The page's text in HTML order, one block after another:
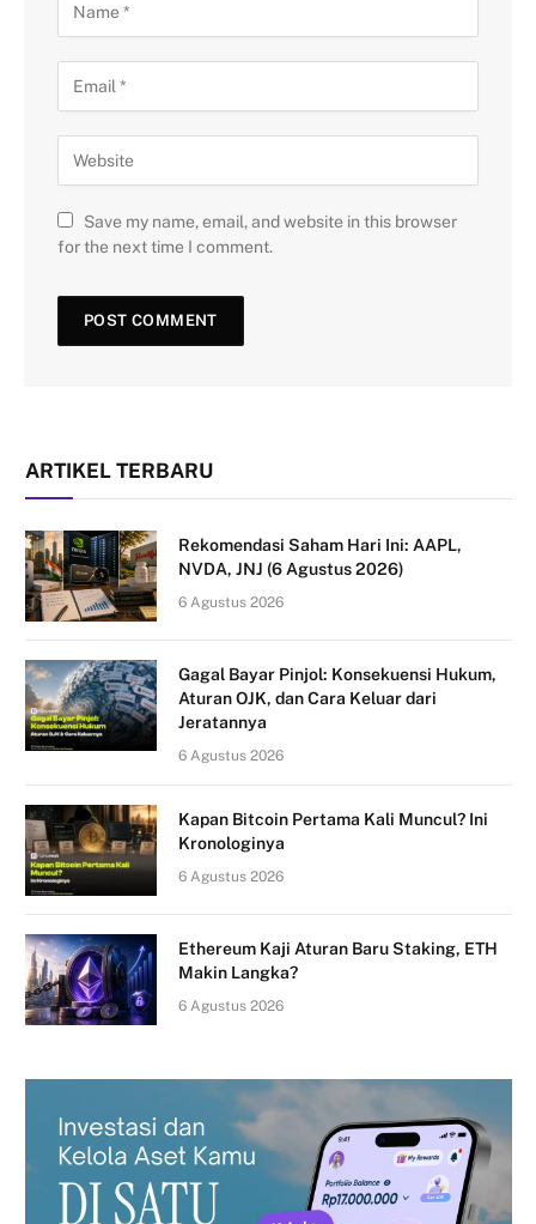
Save my name, email, and website in this browser
for the next time I comment.
ARTIKEL TERBARU
Rekomendasi Saham Hari Ini: AAPL,
NVDA, JNJ (6 Agustus 2026)
6 Agustus 2026
Gagal Bayar Pinjol: Konsekuensi Hukum,
Aturan OJK, dan Cara Keluar dari
Jeratannya
6 Agustus 2026
Kapan Bitcoin Pertama Kali Muncul? Ini
Kronologinya
6 Agustus 2026
Ethereum Kaji Aturan Baru Staking, ETH
Makin Langka?
6 Agustus 2026